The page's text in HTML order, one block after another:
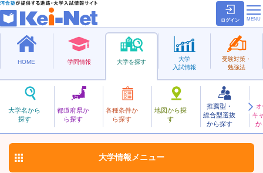
ログイン
HOME 学問情報 大学を探す
大学名から
探す
都道府県か
ら探す
各種条件か
ら探す
地図から探
す
推薦型・
総合型選抜
から探す
キ
か
大学
入試情報
受験対策・
勉強法
私立
とうきょうじょし
東京女子大学 お気に入り
大学情報 メニュー